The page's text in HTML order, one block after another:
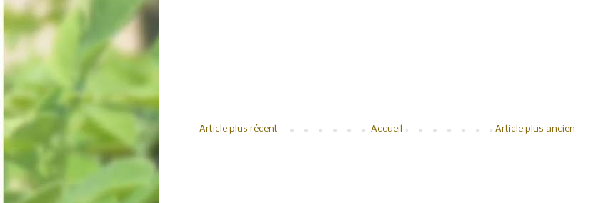
Article plus récent Article plus ancien
Accueil